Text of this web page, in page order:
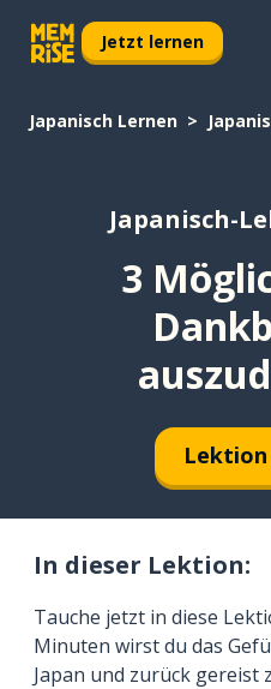
Jetzt lernen
Japanisch Lernen
Japanisch-
3
In dieser Lektion:
Tauche jetzt in diese
Minuten wirst du das
Japan und zurück gereist